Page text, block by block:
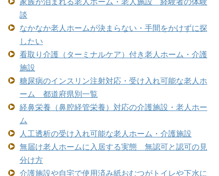
談
なかなか老人ホームが決まらない・手間をかけずに探
したい
看取り介護（ターミナルケア）付き老人ホーム・介護
施設
糖尿病のインスリン注射対応・受け入れ可能な老人ホ
ーム 都道府県別一覧
経鼻栄養（鼻腔経管栄養）対応の介護施設・老人ホー
ム
人工透析の受け入れ可能な老人ホーム・介護施設
無届け老人ホームに入居する実態 無認可と認可の見
分け方
介護施設や自宅で使用済み紙おむつがトイレや下水に